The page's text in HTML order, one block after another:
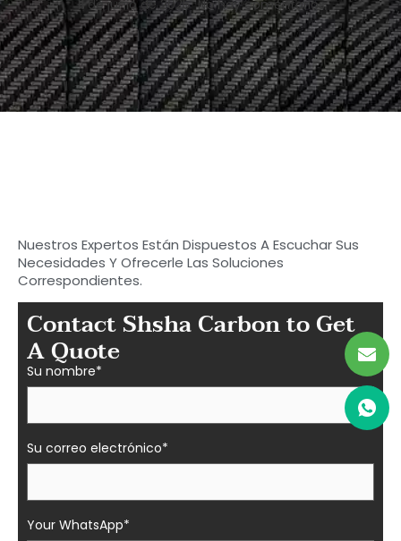
11 de junio de 2025 No hay comentarios
Nuestros Expertos Están Dispuestos A Escuchar Sus
Necesidades Y Ofrecerle Las Soluciones
Correspondientes.
Contact Shsha Carbon to Get
A Quote
Su nombre*
Su correo electrónico*
Your WhatsApp*